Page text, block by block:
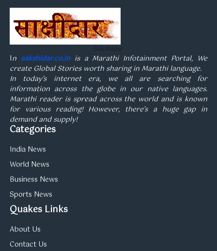
Sakshidar
In sakshidar.co.inis a Marathi Infotainment Portal, We
create Global Stories worth sharing in Marathi language.
In today’s internet era, we all are searching for
information across the globe in our native languages.
Marathi reader is spread across the world and is known
for various reading! However, there’s a huge gap in
demand and supply!
Categories
India News
World News
Business News
Sports News
Quakes Links
About Us
Contact Us